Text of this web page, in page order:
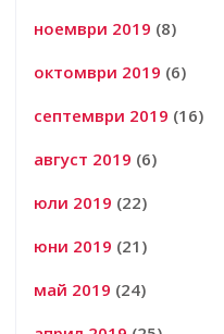
ноември 2019 (8)
октомври 2019 (6)
септември 2019 (16)
август 2019 (6)
юли 2019 (22)
юни 2019 (21)
май 2019 (24)